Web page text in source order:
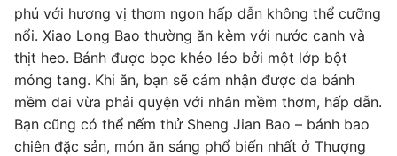
phú với hương vị thơm ngon hấp dẫn không thể cưỡng
nổi. Xiao Long Bao thường ăn kèm với nước canh và
thịt heo. Bánh được bọc khéo léo bởi một lớp bột
mỏng tang. Khi ăn, bạn sẽ cảm nhận được da bánh
mềm dai vừa phải quyện với nhân mềm thơm, hấp dẫn.
Bạn cũng có thể nếm thử Sheng Jian Bao – bánh bao
chiên đặc sản, món ăn sáng phổ biến nhất ở Thượng